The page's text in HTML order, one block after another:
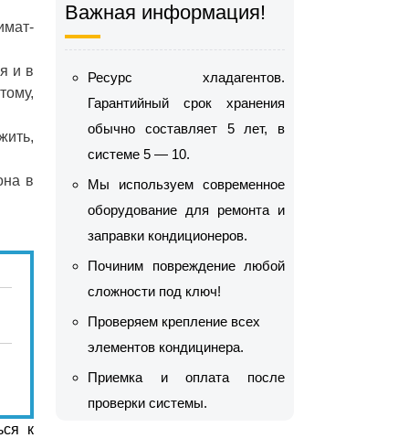
и в
в
к
Важная информация!
Ресурс хладагентов.
Гарантийный срок хранения
обычно составляет 5 лет, в
системе 5 — 10.
Мы используем современное
оборудование для ремонта и
заправки кондиционеров.
Починим повреждение любой
сложности под ключ!
Проверяем крепление всех
элементов кондицинера.
Приемка и оплата после
проверки системы.